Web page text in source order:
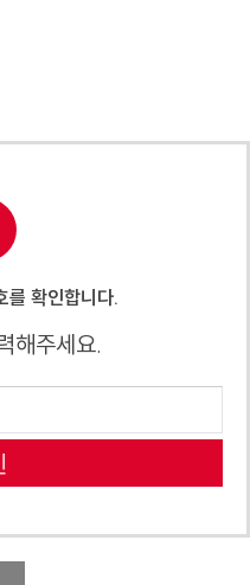
를 확인합니다.
해주세요.